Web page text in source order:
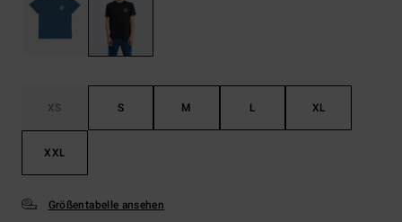
XS S M L XL
XXL
Größentabelle ansehen